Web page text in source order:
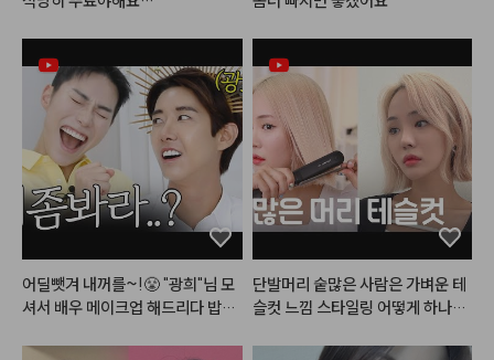
어딜뺏겨 내꺼를~!😤 "광희"님 모
셔서 배우 메이크업 해드리다 밥그
단발머리 숱많은 사람은 가벼운 테
슬컷 느낌 스타일링 어떻게 하나요